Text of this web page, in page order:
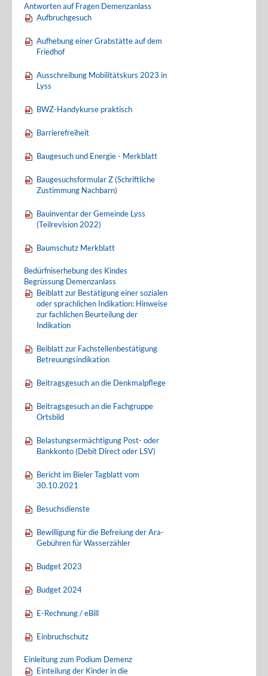
Antworten auf Fragen Demenzanlass
Aufbruchgesuch
Aufhebung einer Grabstätte auf dem
Friedhof
Ausschreibung Mobilitätskurs 2023 in
Lyss
BWZ-Handykurse praktisch
Barrierefreiheit
Baugesuch und Energie - Merkblatt
Baugesuchsformular Z (Schriftliche
Zustimmung Nachbarn)
Bauinventar der Gemeinde Lyss
(Teilrevision 2022)
Baumschutz Merkblatt
Bedürfniserhebung des Kindes
Begrüssung Demenzanlass
Beiblatt zur Bestätigung einer sozialen
oder sprachlichen Indikation: Hinweise
zur fachlichen Beurteilung der
Indikation
Beiblatt zur Fachstellenbestätigung
Betreuungsindikation
Beitragsgesuch an die Denkmalpflege
Beitragsgesuch an die Fachgruppe
Ortsbild
Belastungsermächtigung Post- oder
Bankkonto (Debit Direct oder LSV)
Bericht im Bieler Tagblatt vom
30.10.2021
Besuchsdienste
Bewilligung für die Befreiung der Ara-
Gebühren für Wasserzähler
Budget 2023
Budget 2024
E-Rechnung / eBill
Einbruchschutz
Einleitung zum Podium Demenz
Einteilung der Kinder in die